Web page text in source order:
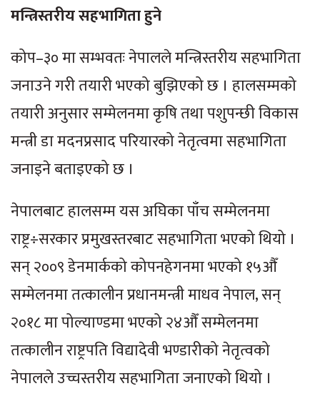
मन्त्रिस्तरीय सहभागिता हुने
कोप–३० मा सम्भवतः नेपालले मन्त्रिस्तरीय सहभागिता
जनाउने गरी तयारी भएको बुझिएको छ । हालसम्मको
तयारी अनुसार सम्मेलनमा कृषि तथा पशुपन्छी विकास
मन्त्री डा मदनप्रसाद परियारको नेतृत्वमा सहभागिता
जनाइने बताइएको छ ।
नेपालबाट हालसम्म यस अघिका पाँच सम्मेलनमा
राष्ट्र÷सरकार प्रमुखस्तरबाट सहभागिता भएको थियो ।
सन् २००९ डेनमार्कको कोपनहेगनमा भएको १५औँ
सम्मेलनमा तत्कालीन प्रधानमन्त्री माधव नेपाल, सन्
२०१८ मा पोल्याण्डमा भएको २४औँ सम्मेलनमा
तत्कालीन राष्ट्रपति विद्यादेवी भण्डारीको नेतृत्वको
नेपालले उच्चस्तरीय सहभागिता जनाएको थियो ।